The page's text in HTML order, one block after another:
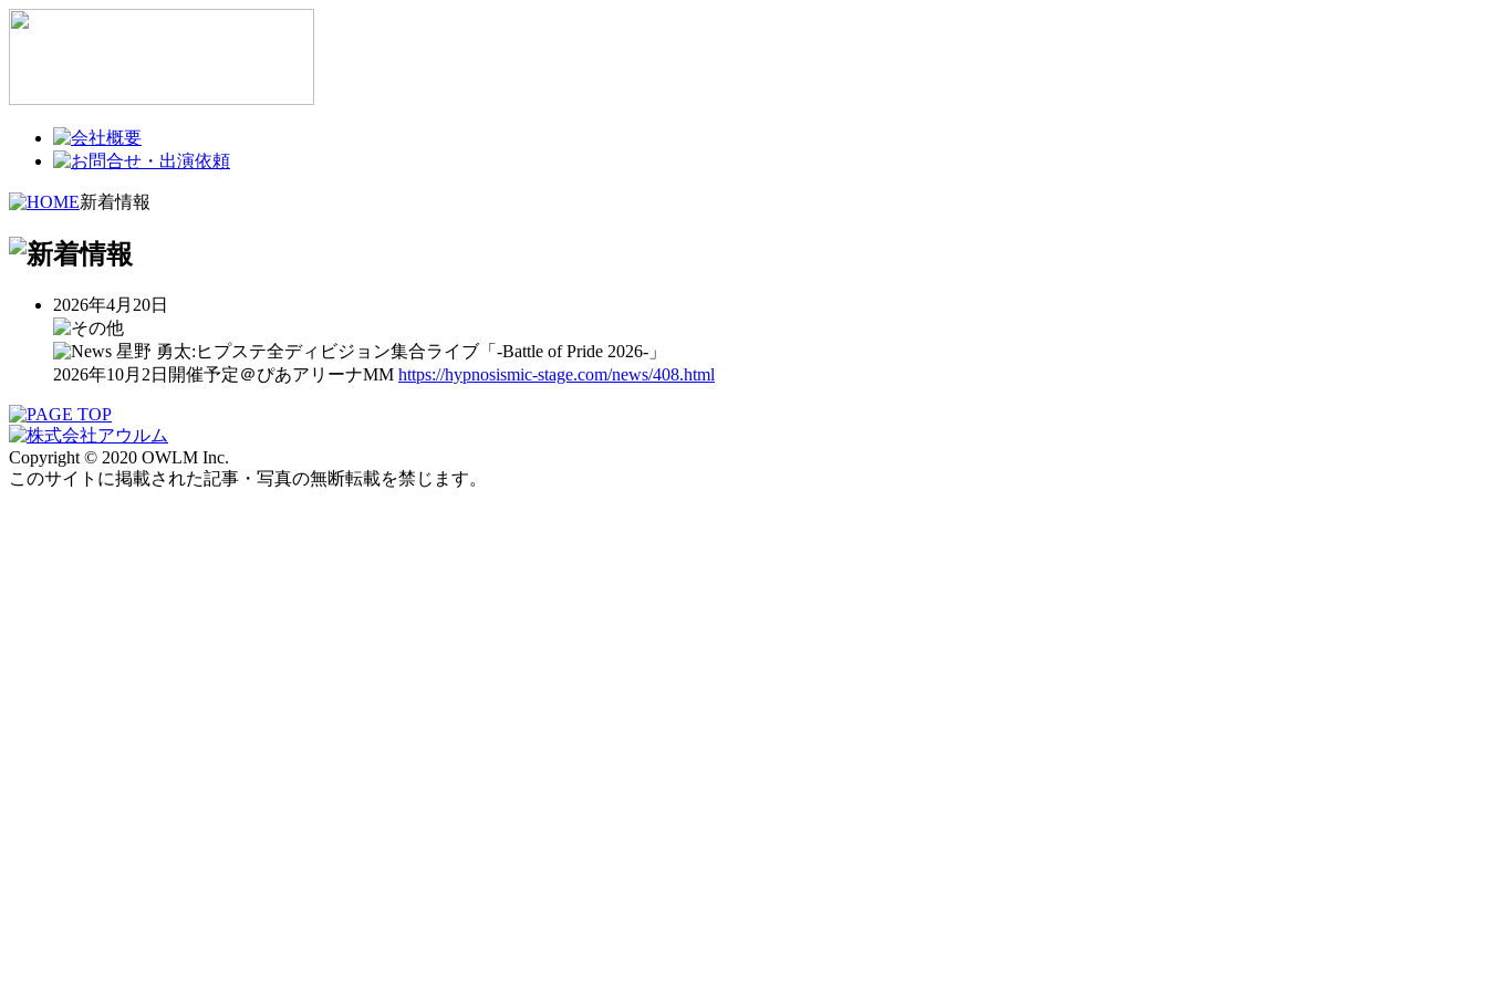
新着情報
2026年4月20日
星野 勇太:ヒプステ全ディビジョン集合ライブ「‐Battle of Pride 2026-」
2026年10月2日開催予定＠ぴあアリーナMM https://hypnosismic-stage.com/news/408.html
Copyright © 2020 OWLM Inc.
このサイトに掲載された記事・写真の無断転載を禁じます。